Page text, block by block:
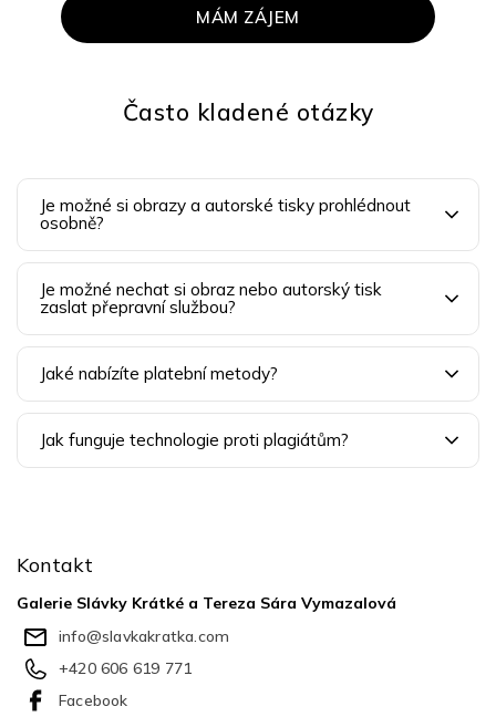
Často kladené otázky
Je možné si obrazy a autorské tisky prohlédnout
osobně?
Je možné nechat si obraz nebo autorský tisk
zaslat přepravní službou?
Jaké nabízíte platební metody?
Jak funguje technologie proti plagiátům?
MÁM ZÁJEM
Kontakt
Galerie Slávky Krátké a Tereza Sára Vymazalová
info@slavkakratka.com
+420 606 619 771
Facebook